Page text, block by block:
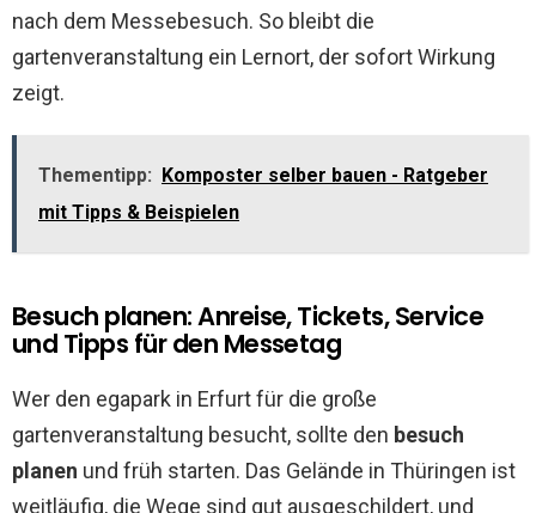
nach dem Messebesuch. So bleibt die
gartenveranstaltung ein Lernort, der sofort Wirkung
zeigt.
Thementipp:
Komposter selber bauen - Ratgeber
mit Tipps & Beispielen
Besuch planen: Anreise, Tickets, Service
und Tipps für den Messetag
Wer den egapark in Erfurt für die große
gartenveranstaltung besucht, sollte den besuch
planen und früh starten. Das Gelände in Thüringen ist
weitläufig, die Wege sind gut ausgeschildert, und